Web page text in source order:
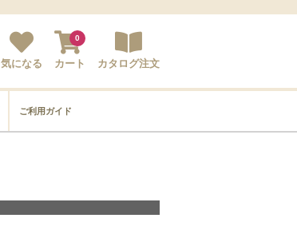
気になる カート
0
カタログ注文
ご利用ガイド